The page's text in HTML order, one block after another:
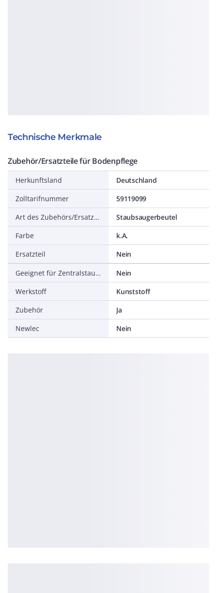
Technische Merkmale
Zubehör/Ersatzteile für Bodenpflege
Herkunftsland
Deutschland
Zolltarifnummer
59119099
Art des Zubehörs/Ersatzteils
Staubsaugerbeutel
Farbe
k.A.
Ersatzteil
Nein
Geeignet für Zentralstaubsauganlagen
Nein
Werkstoff
Kunststoff
Zubehör
Ja
Newlec
Nein